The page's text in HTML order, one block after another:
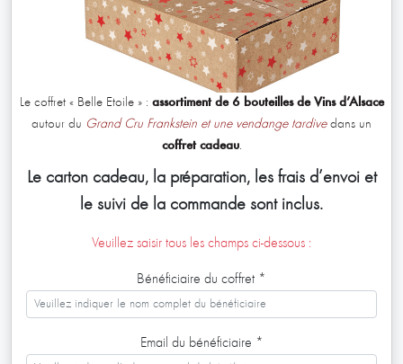
Le coffret « Belle Étoile » : assortiment de 6 bouteilles de Vins d’Alsace
autour du Grand Cru Frankstein et une vendange tardivedans un
coffret cadeau.
Le carton cadeau, la préparation, les frais d’envoi et
le suivi de la commande sont inclus.
Veuillez saisir tous les champs ci-dessous :
Bénéficiaire du coffret *
Email du bénéficiaire *